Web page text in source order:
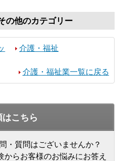
の他のカテゴリー
介護・福祉
介護・福祉業一覧に戻る
こちら
・質問はございませんか？
らお客様のお悩みにお答え